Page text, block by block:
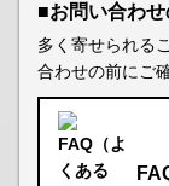
■お問い合わせ
多く寄せられる
合わせの前にご